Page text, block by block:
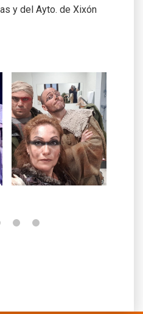
y del Ayto. de Xixón